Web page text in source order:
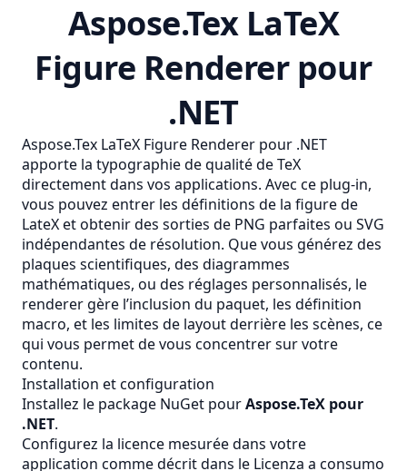
Aspose.Tex LaTeX
Figure Renderer pour
.NET
Aspose.Tex LaTeX Figure Renderer pour .NET
apporte la typographie de qualité de TeX
directement dans vos applications. Avec ce plug-in,
vous pouvez entrer les définitions de la figure de
LateX et obtenir des sorties de PNG parfaites ou SVG
indépendantes de résolution. Que vous générez des
plaques scientifiques, des diagrammes
mathématiques, ou des réglages personnalisés, le
renderer gère l’inclusion du paquet, les définition
macro, et les limites de layout derrière les scènes, ce
qui vous permet de vous concentrer sur votre
contenu.
Installation et configuration
Installez le package NuGet pourAspose.TeX pour
.NET.
Configurez la licence mesurée dans votre
application comme décrit dans le Licenza a consumo